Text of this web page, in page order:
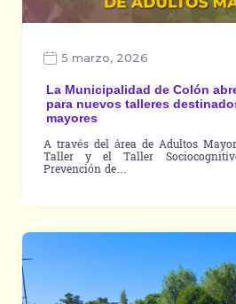
5 marzo, 2026
La Municipalidad de Colón
para nuevos talleres
mayores
A través del área de Adultos
Taller y el Taller
Prevención de…